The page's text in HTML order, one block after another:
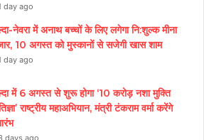
day ago
नेवरा में अनाथ बच्चों के लिए लगेगा नि:शुल्क मीना
10 अगस्त को मुस्कानों से सजेगी खास शाम
day ago
में 6 अगस्त से शुरू होगा ‘10 करोड़ नशा मुक्ति
राष्ट्रीय महाअभियान, मंत्री टंकराम वर्मा करेंगे
days ago